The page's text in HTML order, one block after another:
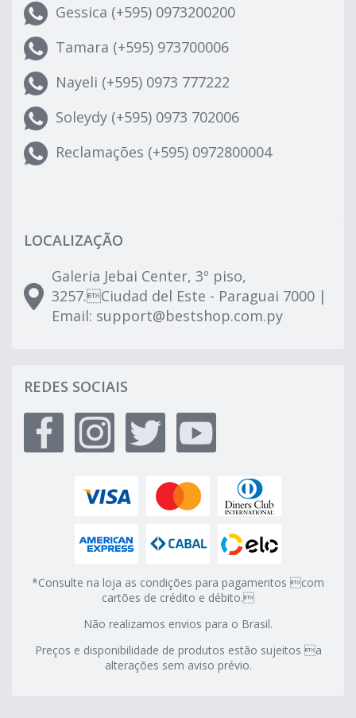
Gessica (+595) 0973200200
Tamara (+595) 973700006
Nayeli (+595) 0973 777222
Soleydy (+595) 0973 702006
Reclamações (+595) 0972800004
LOCALIZAÇÃO
Galeria Jebai Center, 3º piso,
3257.Ciudad del Este - Paraguai 7000 |
Email: support@bestshop.com.py
REDES SOCIAIS
*Consulte na loja as condições para pagamentos com
cartões de crédito e débito.
Não realizamos envios para o Brasil.
Preços e disponibilidade de produtos estão sujeitos a
alterações sem aviso prévio.